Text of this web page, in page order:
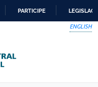
PARTICIPE
ENGLISH